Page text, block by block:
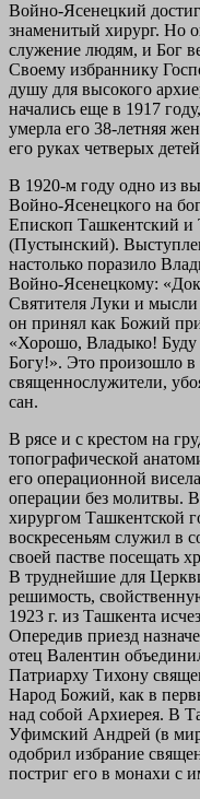
Войно-Ясенецкий
знаменитый хирург. Но
служение людям, и Бог
Своему избраннику
душу для высокого
начались еще в 1917
умерла его 38-летняя
его руках четверых
В 1920-м году одно из
Войно-Ясенецкого на
Епископ Ташкентский и
(Пустынский).
настолько поразило
Войно-Ясенецкому:
Святителя Луки и мысли
он принял как Божий
«Хорошо, Владыко! Буду
Богу!». Это произошло в
священнослужители,
сан.
В рясе и с крестом на
топографической
его операционной
операции без молитвы.
хирургом Ташкентской
воскресеньям служил в
своей пастве посещать
В труднейшие для
решимость,
1923 г. из Ташкента
Опередив приезд
отец Валентин
Патриарху Тихону
Народ Божий, как в
над собой Архиерея. В
Уфимский Андрей (в
одобрил избрание
постриг его в монахи с